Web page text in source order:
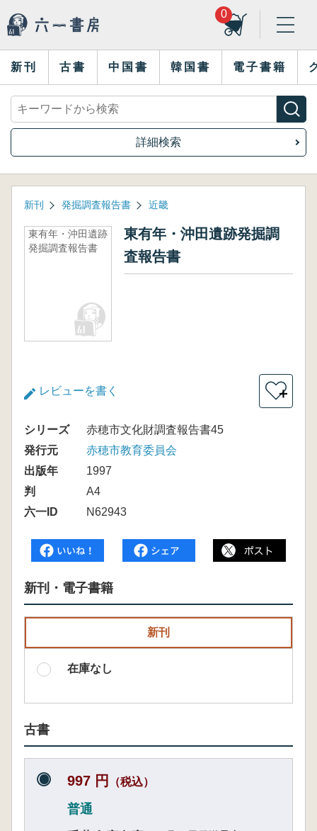
0
新刊 古書 中国書 韓国書 電子書籍
詳細検索
新刊 発掘調査報告書 近畿
東有年・沖田遺跡
発掘調査報告書
東有年・沖田遺跡発掘調
査報告書
レビューを書く ＋
シリーズ
赤穂市文化財調査報告書45
発行元
赤穂市教育委員会
出版年
1997
判
A4
六一ID
N62943
新刊・電子書籍
新刊
在庫なし
古書
997 円 （税込）
普通